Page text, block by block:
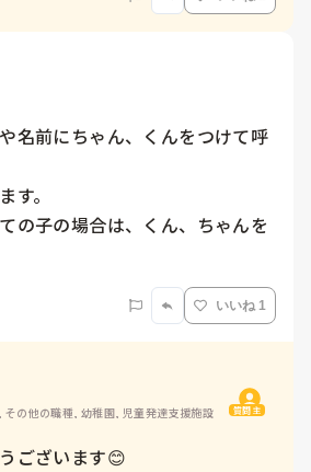
名前にちゃん、くんをつけて呼
す。
の子の場合は、くん、ちゃんを
いいね 1
の他の職種, 幼稚園, 児童発達支援施設 質問主
ございます😊